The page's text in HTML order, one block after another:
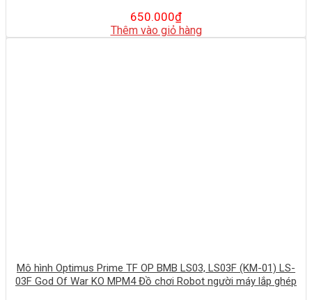
650.000₫
Thêm vào giỏ hàng
Mô hình Optimus Prime TF OP BMB LS03, LS03F (KM-01) LS-
03F God Of War KO MPM4 Đồ chơi Robot người máy lắp ghép